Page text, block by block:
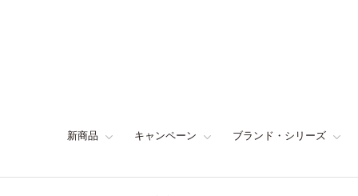
新商品 キャンペーン ブランド・シリーズ